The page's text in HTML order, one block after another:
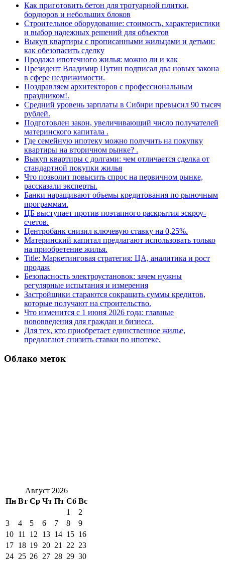
Как приготовить бетон для тротуарной плитки,
бордюров и небольших блоков
Строительное оборудование: стоимость, характеристики
и выбор надежных решений для объектов
Выкуп квартиры с прописанными жильцами и детьми:
как обезопасить сделку
Продажа ипотечного жилья: можно ли и как
Президент Владимир Путин подписал два новых закона
в сфере недвижимости.
Поздравляем архитекторов с профессиональным
праздником!.
Средний уровень зарплаты в Сибири превысил 90 тысяч
рублей.
Подготовлен закон, увеличивающий число получателей
материнского капитала .
Где семейную ипотеку можно получить на покупку
квартиры на вторичном рынке? .
Выкуп квартиры с долгами: чем отличается сделка от
стандартной покупки жилья
Что позволит повысить спрос на первичном рынке,
рассказали эксперты.
Банки наращивают объемы кредитования по рыночным
программам.
ЦБ выступает против поэтапного раскрытия эскроу-
счетов.
Центробанк снизил ключевую ставку на 0,25%.
Материнский капитал предлагают использовать только
на приобретение жилья.
Title: Маркетинговая стратегия: ЦА, аналитика и рост
продаж
Безопасность электроустановок: зачем нужны
регулярные испытания и измерения
Застройщики стараются сокращать суммы кредитов,
которые получают на строительство.
Что изменится с 1 июня 2026 года: главные
нововведения для граждан и бизнеса.
Для тех, кто приобретает единственное жилье,
предлагают снизить ставки по ипотеке.
Облако меток
Август 2026
Пн Вт Ср Чт Пт Сб Вс
1
2
3
4 5 6 7 8
9
10 11 12 13 14 15 16
17 18 19 20 21 22 23
24 25 26 27 28 29 30